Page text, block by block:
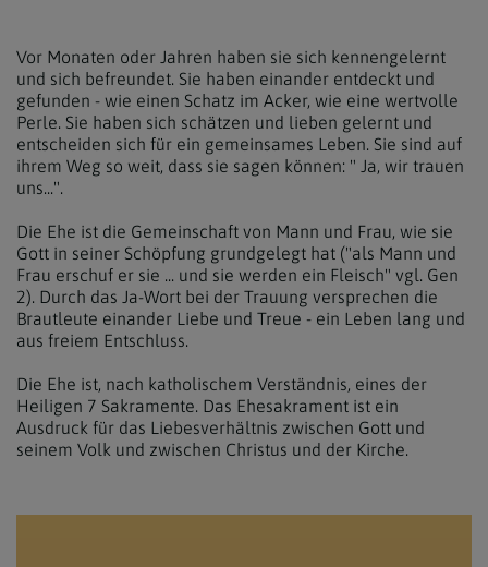
Vor Monaten oder Jahren haben sie sich kennengelernt
und sich befreundet. Sie haben einander entdeckt und
gefunden - wie einen Schatz im Acker, wie eine wertvolle
Perle. Sie haben sich schätzen und lieben gelernt und
entscheiden sich für ein gemeinsames Leben. Sie sind auf
ihrem Weg so weit, dass sie sagen können: " Ja, wir trauen
uns...".
Die Ehe ist die Gemeinschaft von Mann und Frau, wie sie
Gott in seiner Schöpfung grundgelegt hat ("als Mann und
Frau erschuf er sie ... und sie werden ein Fleisch" vgl. Gen
2). Durch das Ja-Wort bei der Trauung versprechen die
Brautleute einander Liebe und Treue - ein Leben lang und
aus freiem Entschluss.
Die Ehe ist, nach katholischem Verständnis, eines der
Heiligen 7 Sakramente. Das Ehesakrament ist ein
Ausdruck für das Liebesverhältnis zwischen Gott und
seinem Volk und zwischen Christus und der Kirche.